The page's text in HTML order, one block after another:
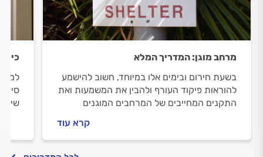
מרחב מוגן: המדריך המלא
בשעת חירום ובימים אלו במיוחד, חשוב להישמע
להוראות פיקוד העורף ולהבין את המשמעות ואת
התקנים המחייבים של המרחבים המוגנים
תדעו שאתם באמת מוגנים? כל מה שחשוב
לדעת, במדריך שלפניכם.
קרא עוד
למה